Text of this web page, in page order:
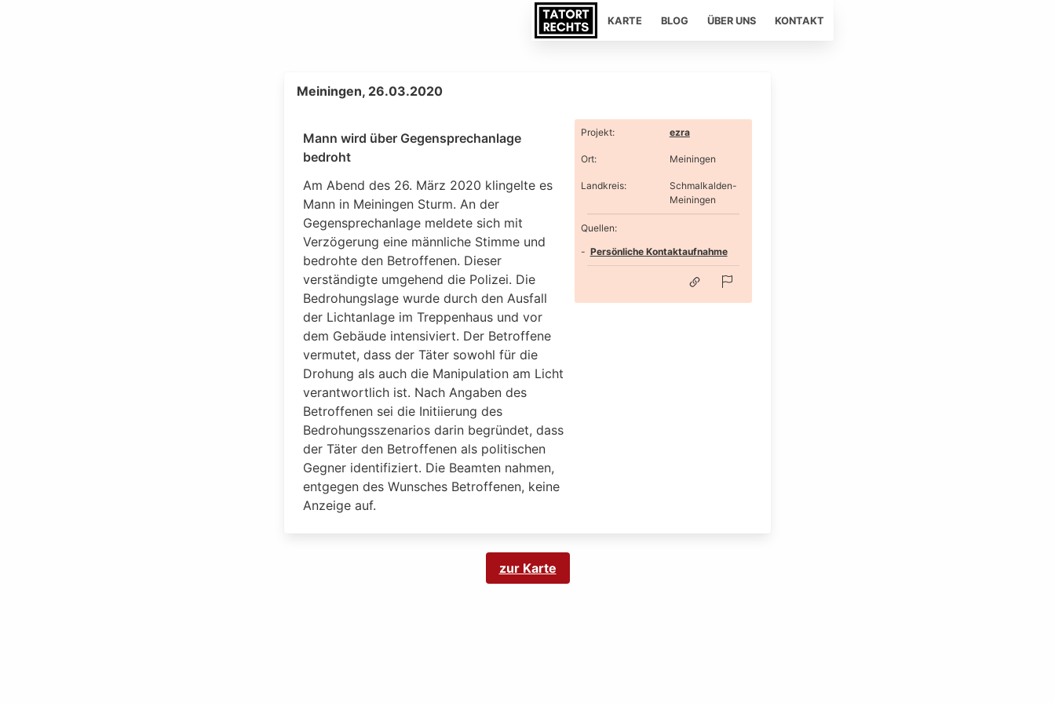
KARTE BLOG ÜBER UNS KONTAKT
Meiningen, 26.03.2020
Mann wird über Gegensprechanlage
bedroht
Am Abend des 26. März 2020 klingelte es
Mann in Meiningen Sturm. An der
Gegensprechanlage meldete sich mit
Verzögerung eine männliche Stimme und
bedrohte den Betroffenen. Dieser
verständigte umgehend die Polizei. Die
Bedrohungslage wurde durch den Ausfall
der Lichtanlage im Treppenhaus und vor
dem Gebäude intensiviert. Der Betroffene
vermutet, dass der Täter sowohl für die
Drohung als auch die Manipulation am Licht
verantwortlich ist. Nach Angaben des
Betroffenen sei die Initiierung des
Bedrohungsszenarios darin begründet, dass
der Täter den Betroffenen als politischen
Gegner identifiziert. Die Beamten nahmen,
entgegen des Wunsches Betroffenen, keine
Anzeige auf.
Projekt: ezra
Ort: Meiningen
Landkreis:
Schmalkalden-
Meiningen
Quellen:
Persönliche Kontaktaufnahme
zur Karte